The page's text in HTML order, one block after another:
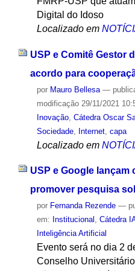
Digital do Idoso
Localizado em
USP e Comitê Gestor
acordo para
por Mauro Bellesa —
modificação29/11/2021
Inovação, Cátedra Oscar
Sociedade, Internet, capa
Localizado em
USP e Google lançam
promover pesquisa
por Fernanda Rezende —
em: Institucional , Cátedra
Inteligência Artificial
Evento será no dia 2
Conselho